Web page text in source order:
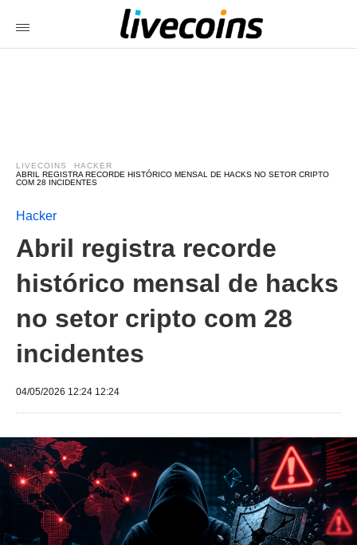
LIVECOINS
HACKER
ABRIL REGISTRA RECORDE HISTÓRICO MENSAL DE HACKS NO SETOR CRIPTO
COM 28 INCIDENTES
Hacker
Abril registra recorde
histórico mensal de hacks
no setor cripto com 28
incidentes
04/05/2026 12:24 12:24